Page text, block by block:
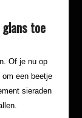
toe
Of je nu op
een beetje
sieraden